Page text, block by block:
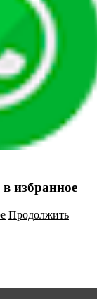
избранное
Продолжить